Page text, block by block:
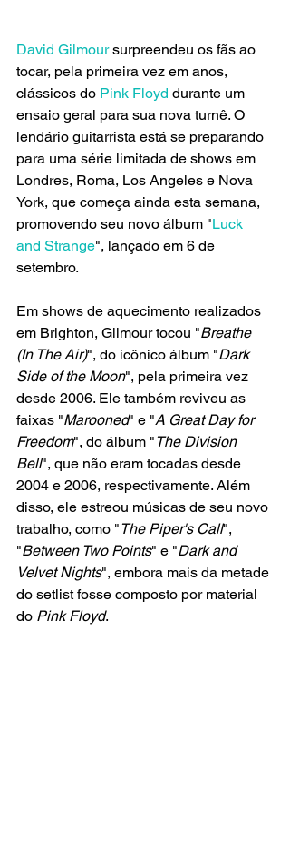
David Gilmour surpreendeu os fãs ao
tocar, pela primeira vez em anos,
clássicos do Pink Floyd durante um
ensaio geral para sua nova turnê. O
lendário guitarrista está se preparando
para uma série limitada de shows em
Londres, Roma, Los Angeles e Nova
York, que começa ainda esta semana,
promovendo seu novo álbum "Luck
and Strange", lançado em 6 de
setembro.
Em shows de aquecimento realizados
em Brighton, Gilmour tocou "Breathe
(In The Air)", do icônico álbum "Dark
Side of the Moon", pela primeira vez
desde 2006. Ele também reviveu as
faixas "Marooned" e "A Great Day for
Freedom", do álbum "The Division
Bell", que não eram tocadas desde
2004 e 2006, respectivamente. Além
disso, ele estreou músicas de seu novo
trabalho, como "The Piper's Call",
"Between Two Points" e "Dark and
Velvet Nights", embora mais da metade
do setlist fosse composto por material
do Pink Floyd.